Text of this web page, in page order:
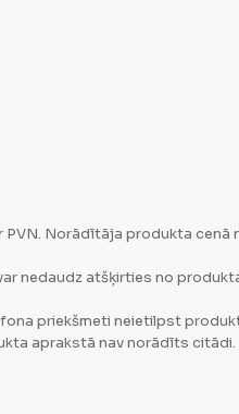
PVN. Norādītāja produkta cenā
nedaudz atšķirties no
priekšmeti neietilpst
aprakstā nav norādīts citādi.